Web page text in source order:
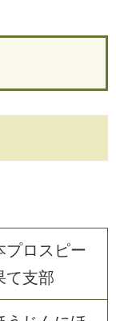
ロスピー
支部